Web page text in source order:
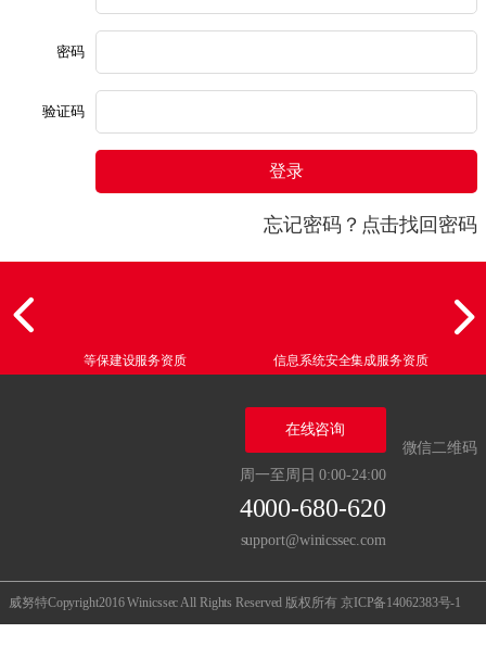
密码
验证码
登录
忘记密码？点击找回密码
等保建设服务资质 信息系统安全集成服务资质
微信二维码
在线咨询
周一至周日 0:00-24:00
4000-680-620
support@winicssec.com
威努特Copyright2016 Winicssec All Rights Reserved 版权所有 京ICP备14062383号-1